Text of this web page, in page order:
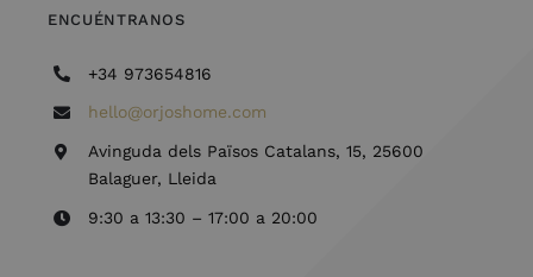
ENCUÉNTRANOS
+34 973654816
hello@orjoshome.com
Avinguda dels Països Catalans, 15, 25600
Balaguer, Lleida
9:30 a 13:30 – 17:00 a 20:00